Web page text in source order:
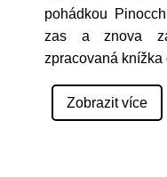
pohádkou
zas a znova
zpracovaná knížka
Zobrazit více